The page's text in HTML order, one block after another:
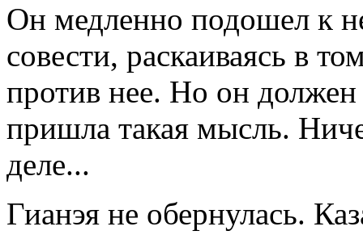
Он медленно подошел к
совести, раскаиваясь в
против нее. Но он должен
пришла такая мысль.
деле...
Гианэя не обернулась.